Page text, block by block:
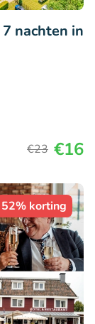
nachten in
€23 €16
52% korting